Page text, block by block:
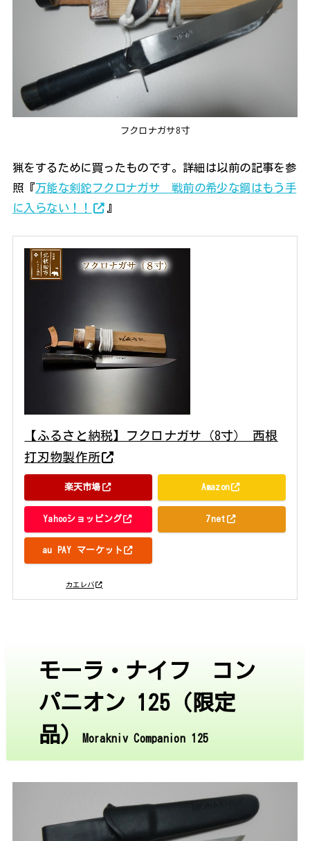
フクロナガサ8寸
猟をするために買ったものです。詳細は以前の記事を参
照『万能な剣鉈フクロナガサ 戦前の希少な鋼はもう手
に入らない！！
』
【ふるさと納税】フクロナガサ（8寸） 西根
打刃物製作所
カエレバ
楽天市場 Amazon
Yahooショッピング 7net
au PAY マーケット
モーラ・ナイフ コン
パニオン 125（限定
品）
Morakniv Companion 125